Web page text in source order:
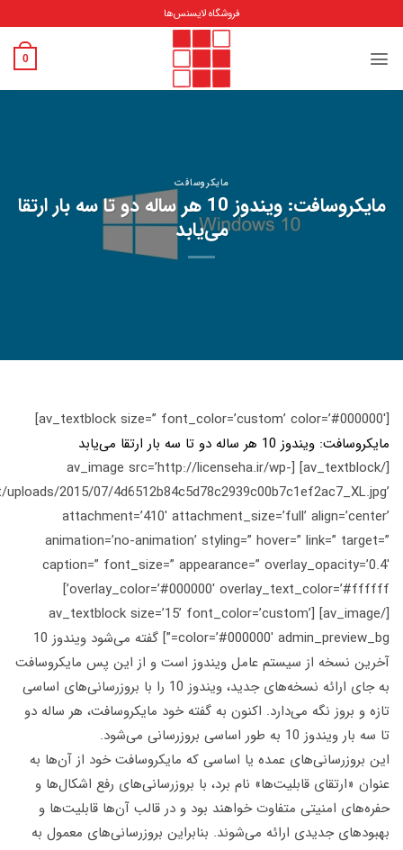
فروشگاه لایسنس‌ها
مایکروسافت
مایکروسافت: ویندوز 10 هر ساله دو تا سه بار ارتقا
می‌یابد
10 هر ساله دو تا سه بار ارتقا می‌یابد
[/av_textblock] [av_image src=’http://licenseha.ir/wp-
content/uploads/2015/07/
attachment=’410′ attachment_size=’full’
animation=’no-animation’ styling=” hover=” link=”
caption=” font_size=” appearance=”
overlay_color=’#000000′ overlay_text_color=’#ffffff’]
[/av_image] [av_textblock size=’15’ font_color=’custom’
color=’#000000′ admin_preview_bg=”] گفته می‌شود ویندوز 10
نسخه از سیستم عامل ویندوز است و از این پس مایکروسافت
به جای ارائه نسخه‌های جدید، ویندوز 10 را با بروزرسانی‌های اساسی
بروز نگه می‌دارد. اکنون به گفته خود مایکروسافت، هر ساله دو
طور اساسی بروزرسانی می‌شود.
عمده یا اساسی که مایکروسافت خود از آن‌ها به
قابلیت‌ها» نام برد، با بروزرسانی‌های رفع اشکال‌ها و
امنیتی متفاوت خواهند بود و در قالب آن‌ها قابلیت‌ها و
جدیدی ارائه می‌شوند. بنابراین بروزرسانی‌های معمول به